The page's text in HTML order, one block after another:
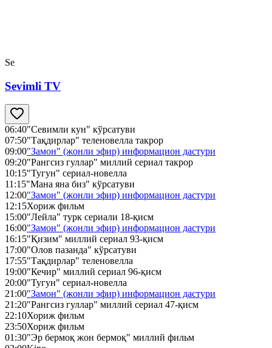
Se
Sevimli TV
06:40"Севимли кун" кўрсатуви
07:50"Тақдирлар" теленовелла такрор
09:00"Замон" (жонли эфир) информацион дастури
09:20"Рангсиз гуллар" миллий сериал такрор
10:15"Тугун" сериал-новелла
11:15"Мана яна биз" кўрсатуви
12:00"Замон" (жонли эфир) информацион дастури
12:15Хориж фильм
15:00"Лейла" турк сериали 18-қисм
16:00"Замон" (жонли эфир) информацион дастури
16:15"Қизим" миллий сериал 93-қисм
17:00"Олов пазанда" кўрсатуви
17:55"Тақдирлар" теленовелла
19:00"Кечир" миллий сериал 96-қисм
20:00"Тугун" сериал-новелла
21:00"Замон" (жонли эфир) информацион дастури
21:20"Рангсиз гуллар" миллий сериал 47-қисм
22:10Хориж фильм
23:50Хориж фильм
01:30"Эр бермоқ жон бермоқ" миллий фильм